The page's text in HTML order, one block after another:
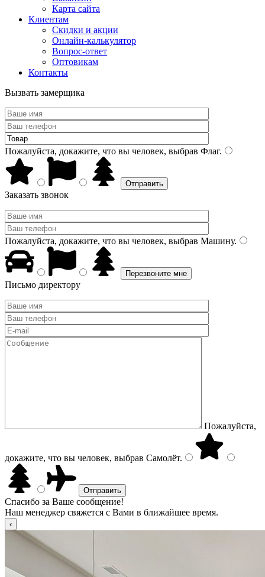
Карта сайта
Клиентам
Скидки и акции
Онлайн-калькулятор
Вопрос-ответ
Оптовикам
Контакты
Вызвать замерщика
Пожалуйста, докажите, что вы человек, выбрав Флаг.
Заказать звонок
Пожалуйста, докажите, что вы человек, выбрав Машину.
Письмо директору
Пожалуйста,
докажите, что вы человек, выбрав Самолёт.
Спасибо за Ваше сообщение!
Наш менеджер свяжется с Вами в ближайшее время.